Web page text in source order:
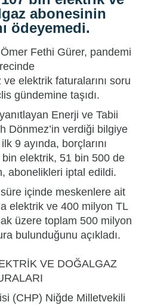
abonesinin
ödeyemedi.
Ömer Fethi Gürer, pandemi
ve elektrikfaturalarını soru
gündemine taşıdı.
Enerji ve Tabii
Dönmez’in verdiği bilgiye
9 ayında, borçlarını
elektrik, 51 bin 500 de
abonelikleri iptal edildi.
süre içinde meskenlere ait
elektrik ve 400 milyon TL
üzere toplam 500 milyon
bulunduğunu açıkladı.
VE DOĞALGAZ
(CHP) Niğde Milletvekili